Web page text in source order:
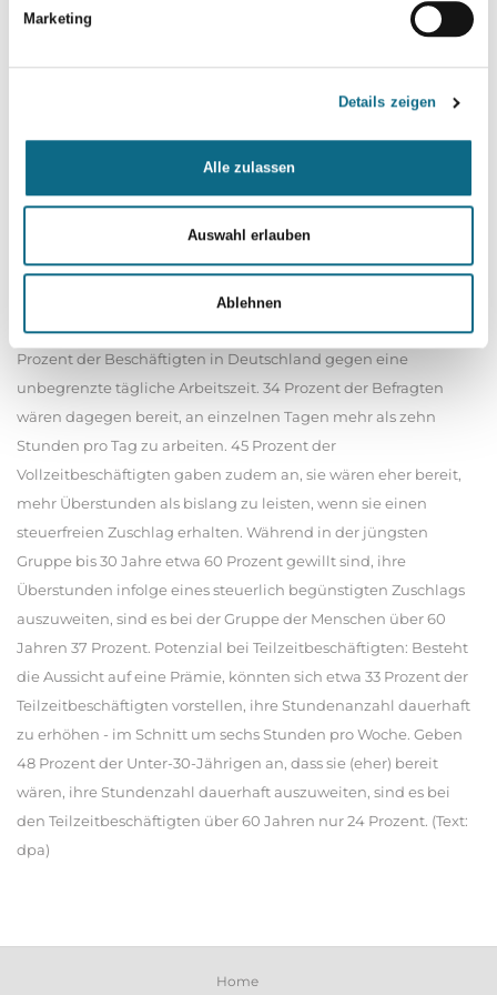
Marketing
Details zeigen
Alle zulassen
Auswahl erlauben
Ablehnen
Sozialwissenschaftlichen Instituts der gewerkschaftsnahen
Hans-Böckler-Stiftung. «Die Bundesregierung kann darauf
aufbauen, indem sie die Vereinbarkeit von Beruf und Familie
weiter stärkt, etwa durch kluge Arbeitszeitmodelle, die
machten es Menschen mit Sorgeverpflichtung schwerer,
erwerbstätig zu sein.» Mehrheit lehnt unbegrenzte tägliche
Arbeitszeit ab: Eine aktuelle Umfrage des Instituts für
Arbeitsmarkt- und Berufsforschung der Bundesagentur für
Arbeit (IAB) bestätigt diese Vorbehalte. Demnach sind 73
Prozent der Beschäftigten in Deutschland gegen eine
unbegrenzte tägliche Arbeitszeit. 34 Prozent der Befragten
wären dagegen bereit, an einzelnen Tagen mehr als zehn
Stunden pro Tag zu arbeiten. 45 Prozent der
Vollzeitbeschäftigten gaben zudem an, sie wären eher bereit,
mehr Überstunden als bislang zu leisten, wenn sie einen
steuerfreien Zuschlag erhalten. Während in der jüngsten
Gruppe bis 30 Jahre etwa 60 Prozent gewillt sind, ihre
Überstunden infolge eines steuerlich begünstigten Zuschlags
auszuweiten, sind es bei der Gruppe der Menschen über 60
Jahren 37 Prozent. Potenzial bei Teilzeitbeschäftigten: Besteht
die Aussicht auf eine Prämie, könnten sich etwa 33 Prozent der
Teilzeitbeschäftigten vorstellen, ihre Stundenanzahl dauerhaft
zu erhöhen - im Schnitt um sechs Stunden pro Woche. Geben
48 Prozent der Unter-30-Jährigen an, dass sie (eher) bereit
wären, ihre Stundenzahl dauerhaft auszuweiten, sind es bei
den Teilzeitbeschäftigten über 60 Jahren nur 24 Prozent. (Text:
dpa)
Home